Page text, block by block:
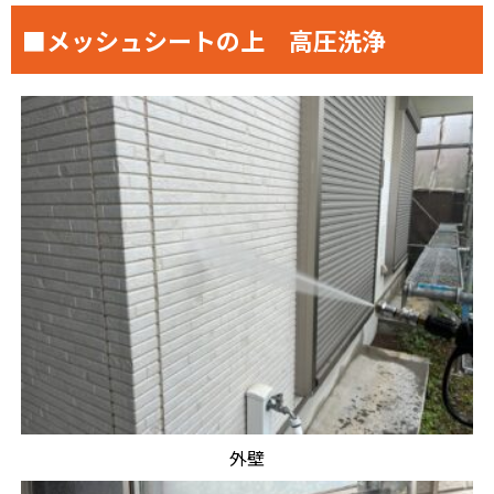
■メッシュシートの上 高圧洗浄
外壁